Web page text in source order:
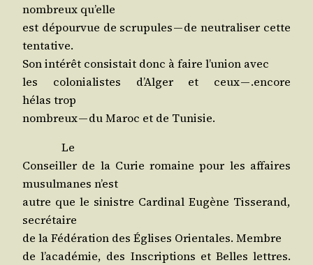
nom­breux qu’elle
est dépour­vue de scru­pules — de neu­tra­li­ser cette
tentative.
Son inté­rêt consis­tait donc à faire l’u­nion avec
les colo­nia­listes d’Al­ger et ceux — .encore
hélas trop
nom­breux — du Maroc et de Tunisie.
Le
Conseiller de la Curie romaine pour les affaires
musul­manes n’est
autre que le sinistre Car­di­nal Eugène Tis­se­rand,
secrétaire
de la Fédé­ra­tion des Églises Orien­tales. Membre
de l’a­ca­dé­mie, des Ins­crip­tions et Belles lettres.